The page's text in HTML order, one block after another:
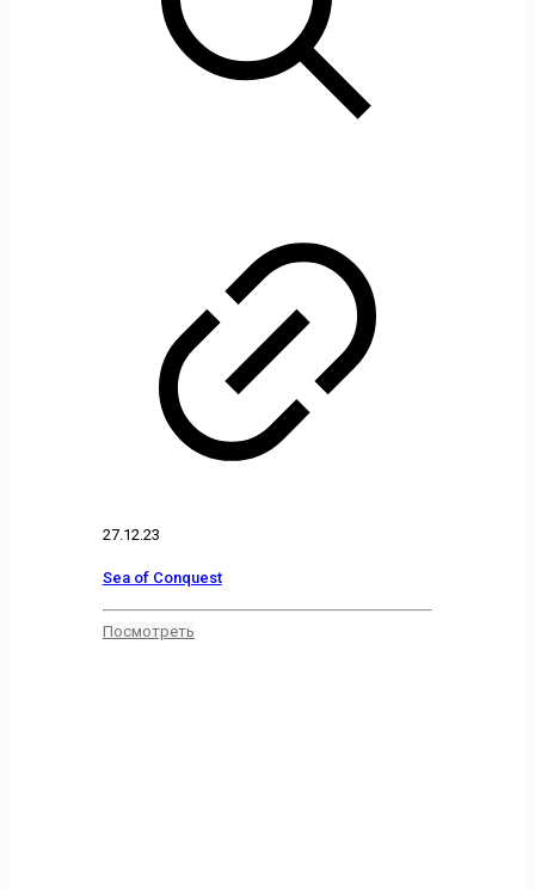
27.12.23
Sea of Conquest
Посмотреть